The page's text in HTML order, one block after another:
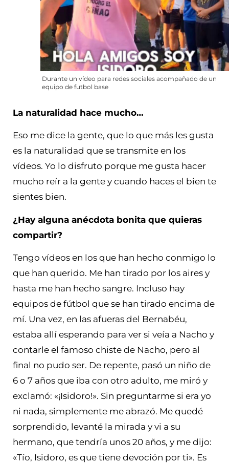
Durante un vídeo para redes sociales acompañado de un
equipo de futbol base
La naturalidad hace mucho…
Eso me dice la gente, que lo que más les gusta
es la naturalidad que se transmite en los
vídeos. Yo lo disfruto porque me gusta hacer
mucho reír a la gente y cuando haces el bien te
sientes bien.
¿Hay alguna anécdota bonita que quieras
compartir?
Tengo vídeos en los que han hecho conmigo lo
que han querido. Me han tirado por los aires y
hasta me han hecho sangre. Incluso hay
equipos de fútbol que se han tirado encima de
mí. Una vez, en las afueras del Bernabéu,
estaba allí esperando para ver si veía a Nacho y
contarle el famoso chiste de Nacho, pero al
final no pudo ser. De repente, pasó un niño de
6 o 7 años que iba con otro adulto, me miró y
exclamó: «¡Isidoro!». Sin preguntarme si era yo
ni nada, simplemente me abrazó. Me quedé
sorprendido, levanté la mirada y vi a su
hermano, que tendría unos 20 años, y me dijo:
«Tío, Isidoro, es que tiene devoción por ti». Es